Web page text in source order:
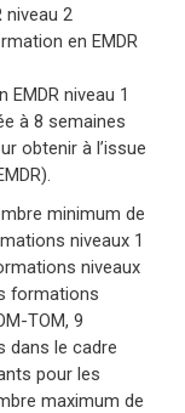
niveau 2
en EMDR
niveau 1
à 8 semaines
obtenir à l’issue
minimum de
niveaux 1
niveaux
formations
TOM, 9
dans le cadre
pour les
maximum de